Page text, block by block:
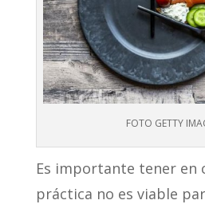
FOTO GETTY
Es importante tener en
práctica no es viable